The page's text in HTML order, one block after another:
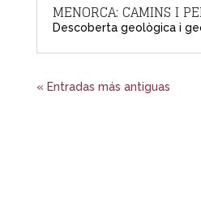
MENORCA: CAMINS I
Descoberta geològica i
« Entradas más antiguas